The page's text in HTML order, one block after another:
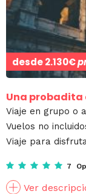
desde2.130€
Una probadita
Viaje en grupo o
Vuelos no
Viaje para
7
Ver